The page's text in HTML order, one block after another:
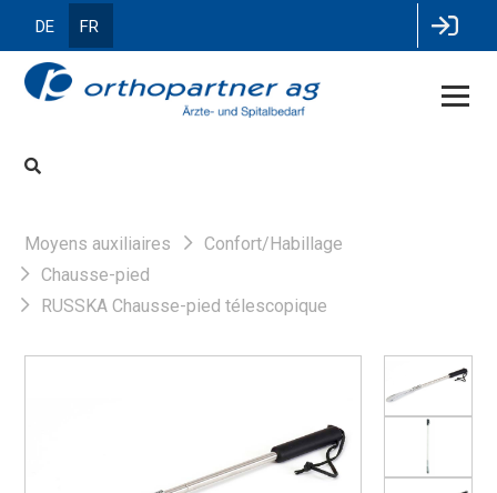
DE FR
Moyens auxiliaires
Confort/Habillage
Chausse-pied
RUSSKA Chausse-pied télescopique